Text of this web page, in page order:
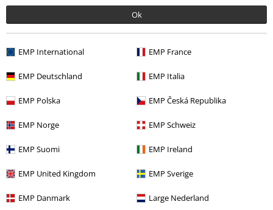
Ok
EMP International EMP France
EMP Deutschland EMP Italia
EMP Polska EMP Česká Republika
EMP Norge EMP Schweiz
EMP Suomi EMP Ireland
EMP United Kingdom EMP Sverige
EMP Danmark Large Nederland
Envoyer le commentaire
Arnaud L.
2 Commentaires
Posté le : lundi, 17 mars 2025
Hauteur en mètres: 1,00
Commandé en vert olive. Excellent rapport qualité prix. Le coton est
rachèterai !
Qualité
Design